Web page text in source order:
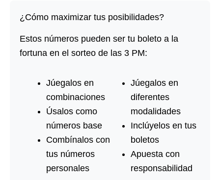
¿Cómo maximizar tus posibilidades?
Estos números pueden ser tu boleto a la
fortuna en el sorteo de las 3 PM:
Júegalos en
combinaciones
Úsalos como
números base
Combínalos con
tus números
personales
Júegalos en
diferentes
modalidades
Inclúyelos en tus
boletos
Apuesta con
responsabilidad